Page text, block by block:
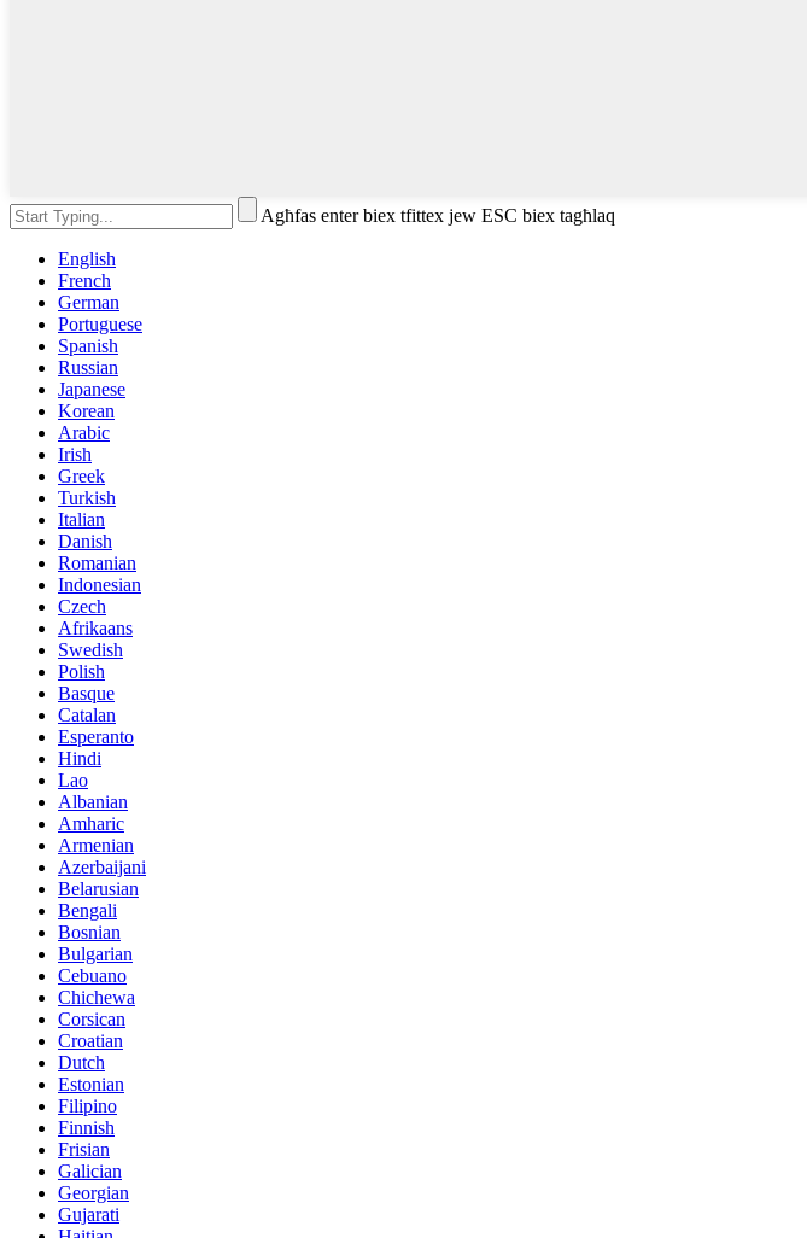
Agħfas enter biex tfittex jew ESC biex tagħlaq
English
French
German
Portuguese
Spanish
Russian
Japanese
Korean
Arabic
Irish
Greek
Turkish
Italian
Danish
Romanian
Indonesian
Czech
Afrikaans
Swedish
Polish
Basque
Catalan
Esperanto
Hindi
Lao
Albanian
Amharic
Armenian
Azerbaijani
Belarusian
Bengali
Bosnian
Bulgarian
Cebuano
Chichewa
Corsican
Croatian
Dutch
Estonian
Filipino
Finnish
Frisian
Galician
Georgian
Gujarati